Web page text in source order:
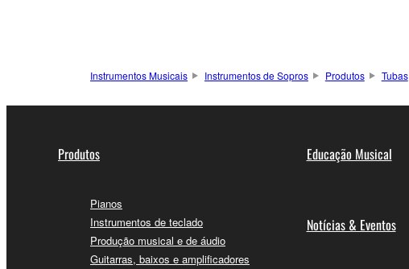
Instrumentos Musicais Instrumentos de Sopros Produtos Tubas
Produtos
Pianos
Instrumentos de teclado
Produção musical e de áudio
Guitarras, baixos e amplificadores
Educação Musical
Notícias & Eventos